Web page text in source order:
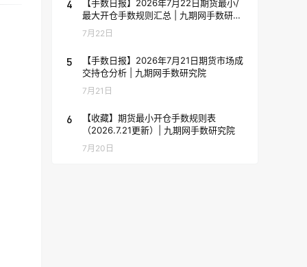
4
【手数日报】2026年7月22日期货最小/
最大开仓手数规则汇总 | 九期网手数研究
院
7月22日
5
【手数日报】2026年7月21日期货市场成
交持仓分析 | 九期网手数研究院
7月21日
6
【收藏】期货最小开仓手数规则表
（2026.7.21更新）| 九期网手数研究院
7月20日